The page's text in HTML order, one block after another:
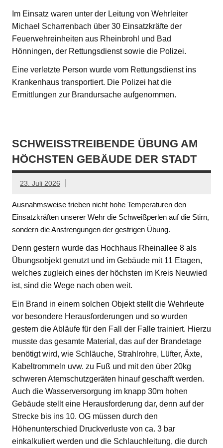
Im Einsatz waren unter der Leitung von Wehrleiter
Michael Scharrenbach über 30 Einsatzkräfte der
Feuerwehreinheiten aus Rheinbrohl und Bad
Hönningen, der Rettungsdienst sowie die Polizei.
Eine verletzte Person wurde vom Rettungsdienst ins
Krankenhaus transportiert. Die Polizei hat die
Ermittlungen zur Brandursache aufgenommen.
SCHWEISSTREIBENDE ÜBUNG AM H
ÖCHSTEN GEBÄUDE DER STADT
23. Juli 2026
Ausnahmsweise trieben nicht hohe Temperaturen den
Einsatzkräften unserer Wehr die Schweißperlen auf die Stirn,
sondern die Anstrengungen der gestrigen Übung.
Denn gestern wurde das Hochhaus Rheinallee 8 als
Übungsobjekt genutzt und im Gebäude mit 11 Etagen,
welches zugleich eines der höchsten im Kreis Neuwied
ist, sind die Wege nach oben weit.
Ein Brand in einem solchen Objekt stellt die Wehrleute
vor besondere Herausforderungen und so wurden
gestern die Abläufe für den Fall der Falle trainiert. Hierzu
musste das gesamte Material, das auf der Brandetage
benötigt wird, wie Schläuche, Strahlrohre, Lüfter, Äxte,
Kabeltrommeln uvw. zu Fuß und mit den über 20kg
schweren Atemschutzgeräten hinauf geschafft werden.
Auch die Wasserversorgung im knapp 30m hohen
Gebäude stellt eine Herausforderung dar, denn auf der
Strecke bis ins 10. OG müssen durch den
Höhenunterschied Druckverluste von ca. 3 bar
einkalkuliert werden und die Schlauchleitung, die durch